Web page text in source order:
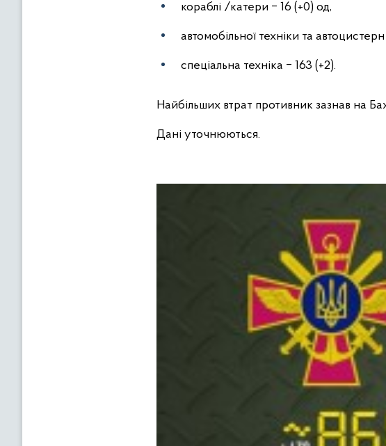
кораблі /катери ‒ 16 (+0) од,
автомобільної техніки та
спеціальна техніка ‒ 163 (+2).
Найбільших втрат противник зазнав на
Дані уточнюються.